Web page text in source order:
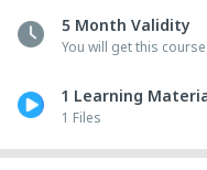
Technical Supervisor क्या
planning)
5 Month Validity
You will get this
1 Learning
1 Files